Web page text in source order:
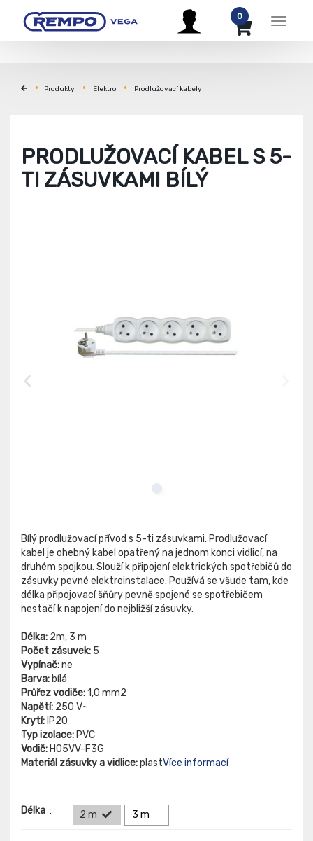
Menu
0
Produkty Elektro Prodlužovací kabely
PRODLUŽOVACÍ KABEL S 5-
TI ZÁSUVKAMI BÍLÝ
Bílý prodlužovací přívod s 5-ti zásuvkami. Prodlužovací
kabel je ohebný kabel opatřený na jednom konci vidlicí, na
druhém spojkou. Slouží k připojení elektrických spotřebičů do
zásuvky pevné elektroinstalace. Používá se všude tam, kde
délka připojovací šňůry pevně spojené se spotřebičem
nestačí k napojení do nejbližší zásuvky.
Délka: 2m, 3 m
Počet zásuvek: 5
Vypínač:ne
Barva: bílá
Průřez vodiče:1,0 mm2
Napětí: 250 V~
Krytí: IP20
Typ izolace: PVC
Vodič: H05VV-F3G
Materiál zásuvky a vidlice:plastVíce informací
Délka : 2 m 3 m